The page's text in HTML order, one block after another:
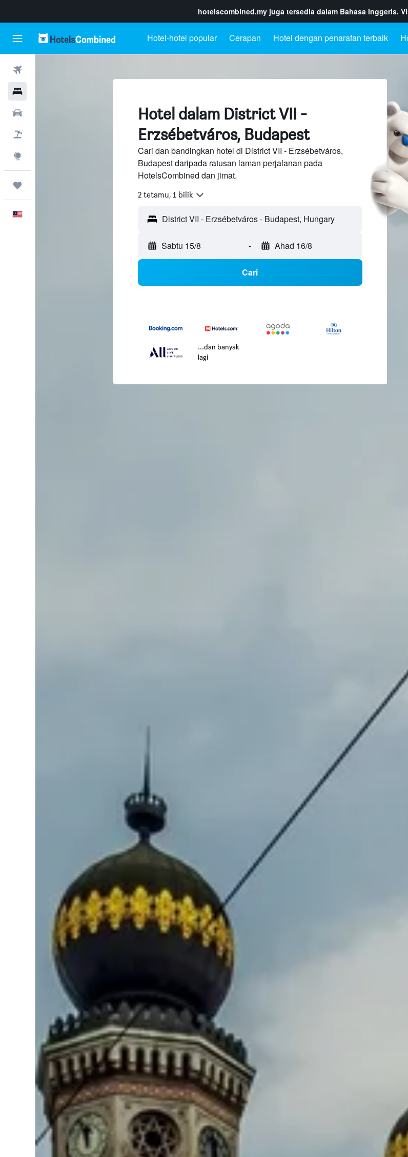
hotelscombined.my juga tersedia dalam Bahasa Inggeris.
Hotel-hotel popular Cerapan Hotel dengan penarafan terbaik
Hotel dalam District VII -
Erzsébetváros, Budapest
Cari dan bandingkan hotel di District VII - Erzsébetváros,
Budapest daripada ratusan laman perjalanan pada
HotelsCombined dan jimat.
2 tetamu, 1 bilik
Sabtu 15/8 - Ahad 16/8
Cari
...dan banyak
lagi